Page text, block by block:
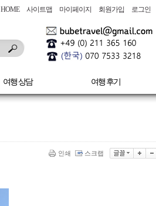
HOME 사이트맵 마이페이지 회원가입 로그인
여행 상담 여행 후기
인쇄 스크랩